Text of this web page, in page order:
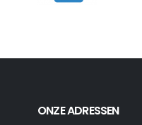
ONZE ADRESSEN